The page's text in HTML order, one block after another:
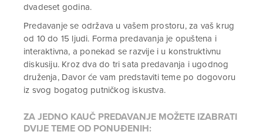
dvadeset godina.
Predavanje se održava u vašem prostoru, za vaš krug
od 10 do 15 ljudi. Forma predavanja je opuštena i
interaktivna, a ponekad se razvije i u konstruktivnu
diskusiju. Kroz dva do tri sata predavanja i ugodnog
druženja, Davor će vam predstaviti teme po dogovoru
iz svog bogatog putničkog iskustva.
ZA JEDNO KAUČ PREDAVANJE MOŽETE IZABRATI
DVIJE TEME OD PONUĐENIH: